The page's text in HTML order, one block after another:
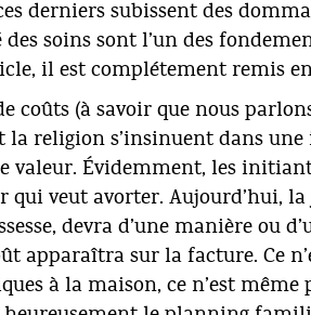
derniers subissent des
soins sont l’un des
il est complétement remis en
coûts (à savoir que nous
la religion s’insinuent dans
valeur. Évidemment, les
qui veut avorter. Aujourd’hui,
devra d’une manière ou
apparaîtra sur la facture. Ce
à la maison, ce n’est même